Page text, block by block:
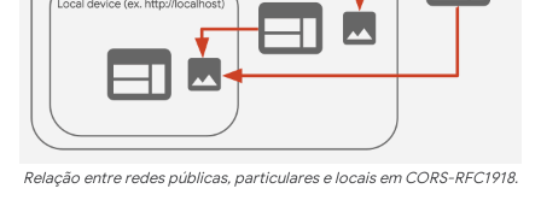
Relação entre redes públicas, particulares e locais em CORS-RFC1918.